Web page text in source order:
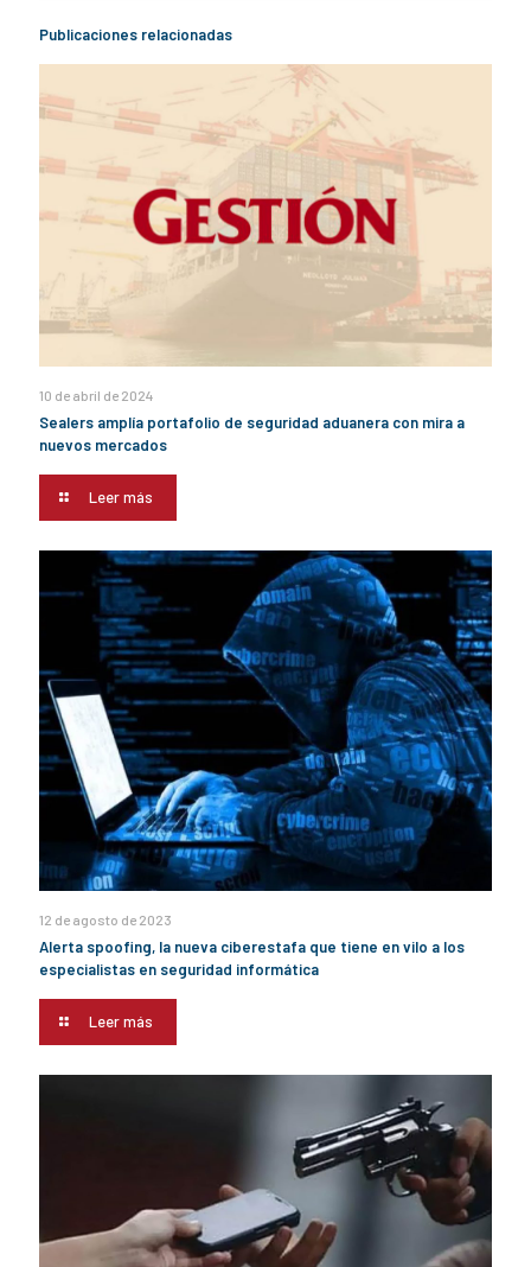
Publicaciones relacionadas
10 de abril de 2024
Sealers amplía portafolio de seguridad aduanera con mira a
nuevos mercados
Leer más
12 de agosto de 2023
Alerta spoofing, la nueva ciberestafa que tiene en vilo a los
especialistas en seguridad informática
Leer más